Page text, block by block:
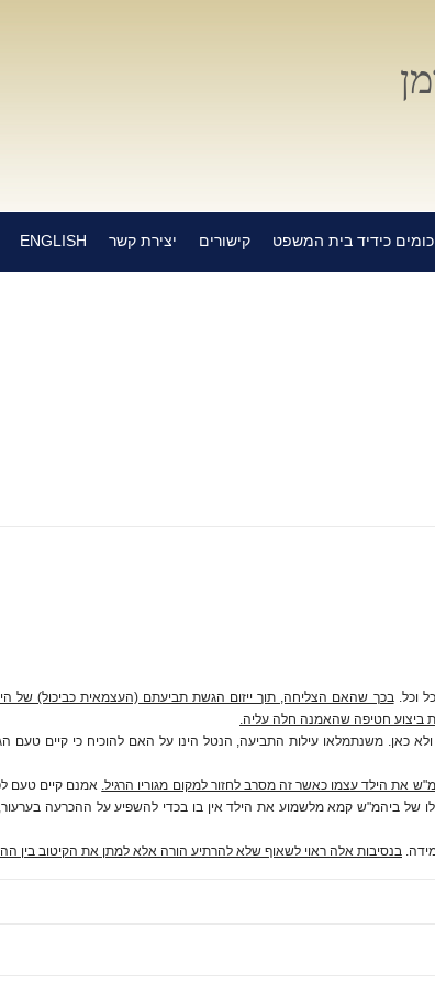
כידיד בית המשפט קישורים יצירת קשר ENGLISH
וכל.בכך שהאם הצליחה, תוך ייזום הגשת תביעתם (העצמאית כביכול) של
ביצוע חטיפה שהאמנה חלה עליה.
כאן. משנתמלאו עילות התביעה, הנטל הינו על האם להוכיח כי קיים
את הילד עצמו כאשר זה מסרב לחזור למקום מגוריו הרגיל. אמנם קיים טעם
של ביהמ"ש קמא מלשמוע את הילד אין בו בכדי להשפיע על ההכרעה בערעור,
בנסיבות אלה ראוי לשאוף שלא להרתיע הורה אלא למתן את הקיטוב בין